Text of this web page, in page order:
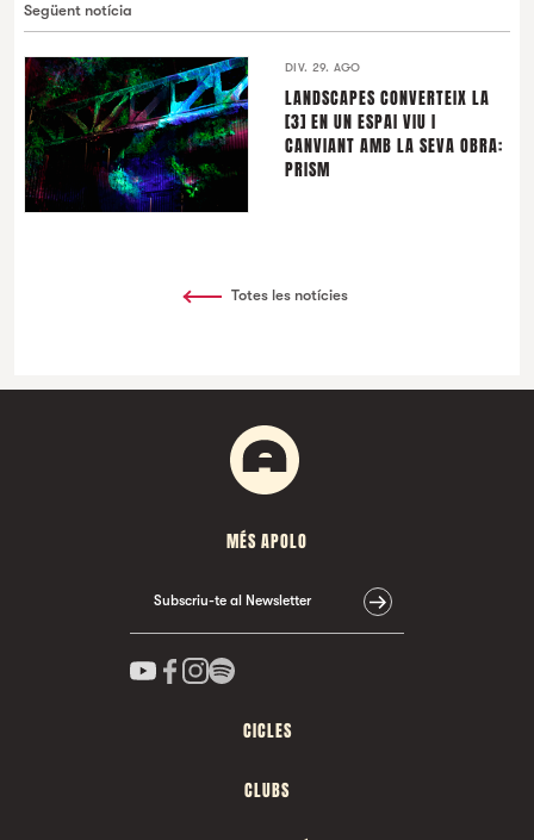
Següent notícia
DIV. 29. AGO
LANDSCAPES CONVERTEIX LA
[3] EN UN ESPAI VIU I
CANVIANT AMB LA SEVA OBRA:
PRISM
Totes les notícies
MÉS APOLO
Subscriu-te al Newsletter
CICLES
CLUBS